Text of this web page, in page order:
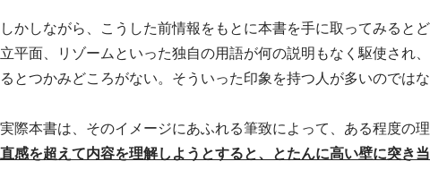
しかしながら、こうした前情報をもとに本書を手に取ってみると
立平面、リゾームといった独自の用語が何の説明もなく駆使され
るとつかみどころがない。そういった印象を持つ人が多いのではな
実際本書は、そのイメージにあふれる筆致によって、ある程度の
直感を超えて内容を理解しようとすると、とたんに高い壁に突き